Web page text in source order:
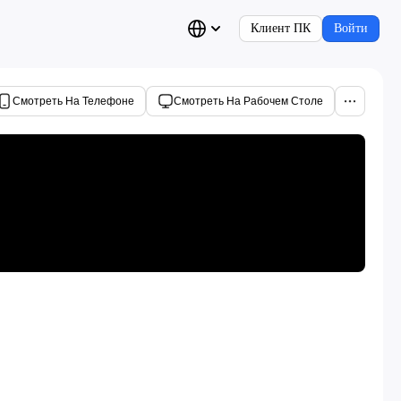
Клиент ПК Войти
Смотреть На Телефоне Смотреть На Рабочем Столе